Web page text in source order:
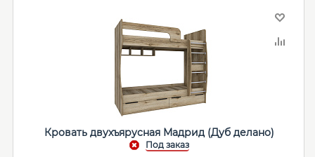
Кровать двухъярусная Мадрид (Дуб делано)